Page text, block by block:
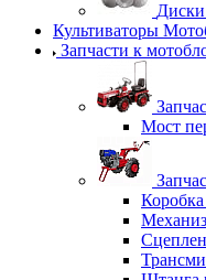
Культиваторы
Запчасти к
Мост
Коробка